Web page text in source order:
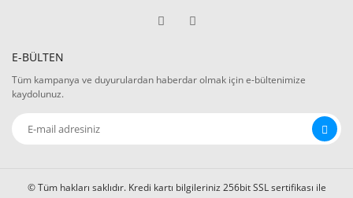
E-BÜLTEN
Tüm kampanya ve duyurulardan haberdar olmak için e-bültenimize
kaydolunuz.
© Tüm hakları saklıdır. Kredi kartı bilgileriniz 256bit SSL sertifikası ile